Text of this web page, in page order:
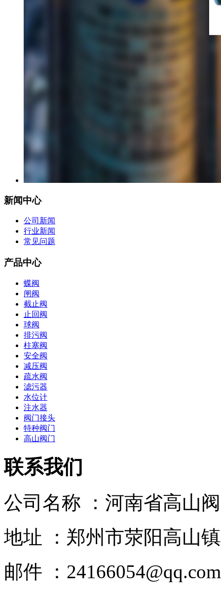
新闻中心
公司新闻
行业新闻
常见问题
产品中心
蝶阀
闸阀
截止阀
止回阀
球阀
排污阀
柱塞阀
安全阀
减压阀
疏水阀
滤污器
水位计
注水器
阀门接头
特种阀门
高山阀门
联系我们
公司名称 ：河南省高山
地址 ：郑州市荥阳高山
邮件 ：24166054@qq.com